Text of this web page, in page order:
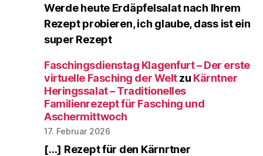
Werde heute Erdäpfelsalat nach Ihrem
Rezept probieren, ich glaube, dass ist ein
super Rezept
Faschingsdienstag Klagenfurt – Der erste
virtuelle Fasching der Weltzu Kärntner
Heringssalat – Traditionelles
Familienrezept für Fasching und
Aschermittwoch
17. Februar 2026
[…] Rezept für den Kärnrtner